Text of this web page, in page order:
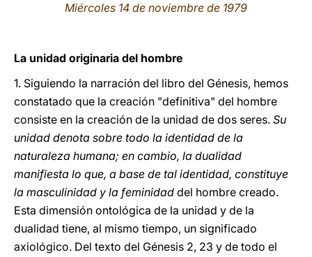
Miércoles 14 de noviembre de 1979
La unidad originaria del hombre
1. Siguiendo la narración del libro del Génesis, hemos
constatado que la creación "definitiva" del hombre
consiste en la creación de la unidad de dos seres. Su
unidad denota sobre todo la identidad de la
naturaleza humana; en cambio, la dualidad
manifiesta lo que, a base de tal identidad, constituye
la masculinidad y la feminidad del hombre creado.
Esta dimensión ontológica de la unidad y de la
dualidad tiene, al mismo tiempo, un significado
axiológico. Del texto del Génesis 2, 23 y de todo el